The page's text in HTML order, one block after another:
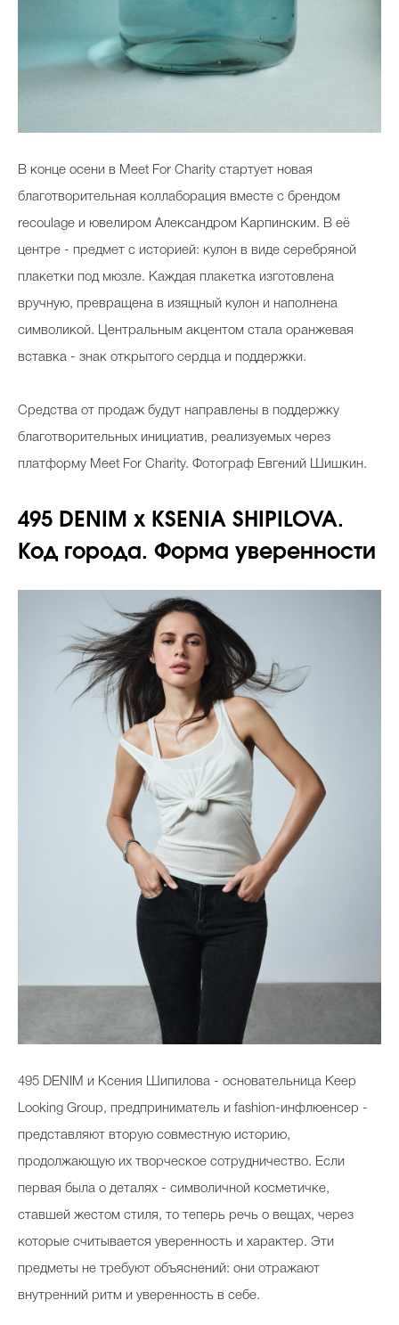
В конце осени в Meet For Charity стартует новая
благотворительная коллаборация вместе с брендом
recoulage и ювелиром Александром Карпинским. В её
центре - предмет с историей: кулон в виде серебряной
плакетки под мюзле. Каждая плакетка изготовлена
вручную, превращена в изящный кулон и наполнена
символикой. Центральным акцентом стала оранжевая
вставка - знак открытого сердца и поддержки.
Средства от продаж будут направлены в поддержку
благотворительных инициатив, реализуемых через
платформу Meet For Charity. Фотограф Евгений Шишкин.
495 DENIM x KSENIA SHIPILOVA.
Код города. Форма уверенности
495 DENIM и Ксения Шипилова - основательница Keep
Looking Group, предприниматель и fashion-инфлюенсер -
представляют вторую совместную историю,
продолжающую их творческое сотрудничество. Если
первая была о деталях - символичной косметичке,
ставшей жестом стиля, то теперь речь о вещах, через
которые считывается уверенность и характер. Эти
предметы не требуют объяснений: они отражают
внутренний ритм и уверенность в себе.